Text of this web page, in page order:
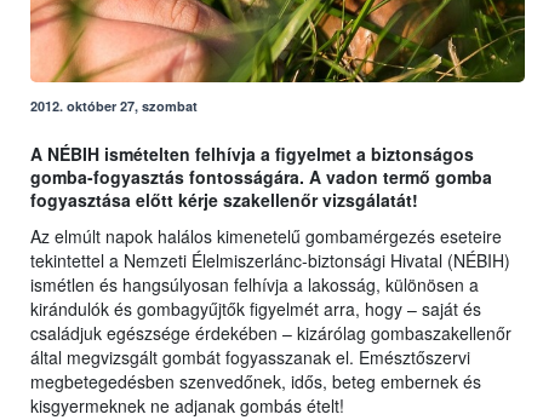
2012. október 27, szombat
A NÉBIH ismételten felhívja a figyelmet a biztonságos
gomba-fogyasztás fontosságára. A vadon termő gomba
fogyasztása előtt kérje szakellenőr vizsgálatát!
Az elmúlt napok halálos kimenetelű gombamérgezés eseteire
tekintettel a Nemzeti Élelmiszerlánc-biztonsági Hivatal (NÉBIH)
ismétlen és hangsúlyosan felhívja a lakosság, különösen a
kirándulók és gombagyűjtők figyelmét arra, hogy – saját és
családjuk egészsége érdekében – kizárólag gombaszakellenőr
által megvizsgált gombát fogyasszanak el. Emésztőszervi
megbetegedésben szenvedőnek, idős, beteg embernek és
kisgyermeknek ne adjanak gombás ételt!